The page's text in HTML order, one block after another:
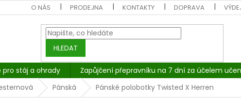
O NÁS PRODEJNA KONTAKTY DOPRAVA
HLEDAT
pro stáj a ohrady Zapůjčení přepravníku na 7 dní za účelem
Pánská Pánské polobotky Twisted X Herren